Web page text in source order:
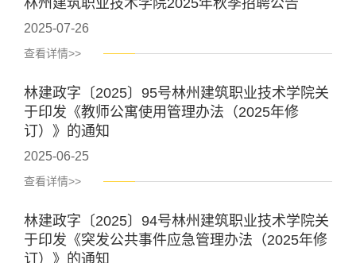
林州建筑职业技术学院2025年秋季招聘公告
查看详情>>
2025-07-26
林建政字〔2025〕95号林州建筑职业技术学院关
于印发《教师公寓使用管理办法（2025年修
订）》的通知
查看详情>>
2025-06-25
林建政字〔2025〕94号林州建筑职业技术学院关
于印发《突发公共事件应急管理办法（2025年修
订）》的通知